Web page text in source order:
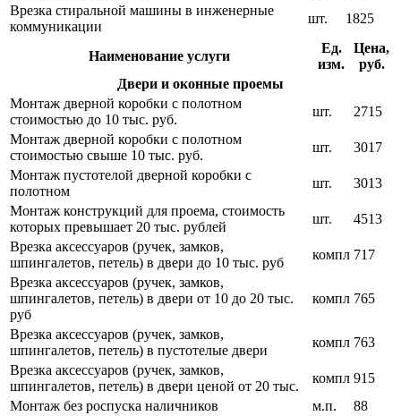
Врезка стиральной машины в инженерные
коммуникации
шт. 1825
Наименование услуги
Ед.
изм.
Цена,
руб.
Двери и оконные проемы
Монтаж дверной коробки с полотном
стоимостью до 10 тыс. руб.
шт.
2715
Монтаж дверной коробки с полотном
стоимостью свыше 10 тыс. руб.
шт.
3017
Монтаж пустотелой дверной коробки с
полотном
шт.
3013
Монтаж конструкций для проема, стоимость
которых превышает 20 тыс. рублей
шт.
4513
Врезка аксессуаров (ручек, замков,
шпингалетов, петель) в двери до 10 тыс. руб
компл 717
Врезка аксессуаров (ручек, замков,
шпингалетов, петель) в двери от 10 до 20 тыс.
руб
компл 765
Врезка аксессуаров (ручек, замков,
шпингалетов, петель) в пустотелые двери
компл 763
Врезка аксессуаров (ручек, замков,
шпингалетов, петель) в двери ценой от 20 тыс.
компл 915
Монтаж без роспуска наличников
м.п. 88